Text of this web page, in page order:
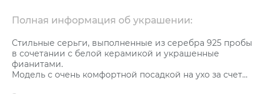
Полная информация об украшении:
Стильные серьги, выполненные из серебра 925 пробы
в сочетании с белой керамикой и украшенные
фианитами.
Модель с очень комфортной посадкой на ухо за счет